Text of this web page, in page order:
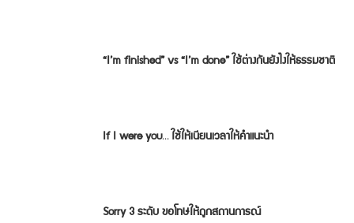
“I’m finished” vs “I’m done” ใช้ต่างกันยังไงให้ธรรมชาติ
If I were you… ใช้ให้เนียนเวลาให้คำแนะนำ
Sorry 3 ระดับ ขอโทษให้ถูกสถานการณ์